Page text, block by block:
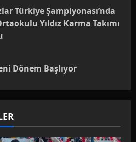
Türkiye Şampiyonası’nda
Yıldız Karma Takımı
Dönem Başlıyor